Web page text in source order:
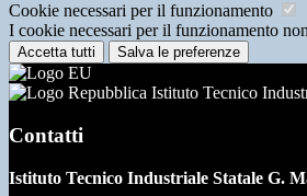
Cookie necessari per il funzionamento
I cookie necessari per il funzionamento
Accetta tutti Salva le preferenze
Istituto Tecnico
Contatti
Istituto Tecnico Industriale Statale G.